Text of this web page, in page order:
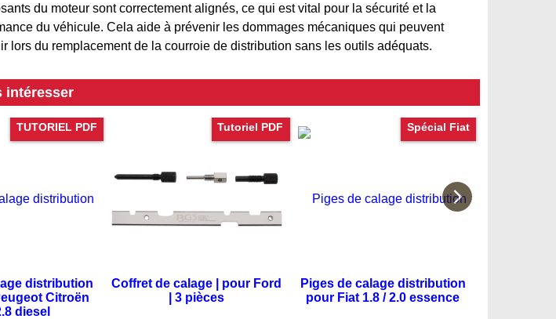
du moteur sont correctement alignés, ce qui est vital pour la sécurité et la
du véhicule. Cela aide à prévenir les dommages mécaniques qui peuvent
lors du remplacement de la courroie de distribution sans les outils adéquats.
intéresser
TUTORIEL PDF
distribution
Citroën
diesel
Tutoriel PDF
Coffret de calage | pour Ford
| 3 pièces
Spécial Fiat
Piges de calage distribution
pour Fiat 1.8 / 2.0 essence